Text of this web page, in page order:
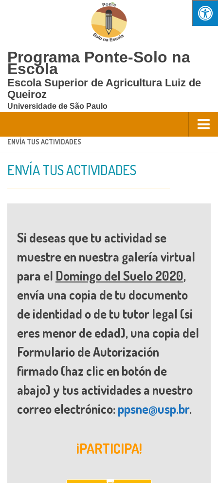
Programa Ponte-Solo na
Escola
Escola Superior de Agricultura Luiz de
Queiroz
Universidade de São Paulo
Home
Quem Somos?
Atividades
Material didático
Videoaulas
Eventos
Publicações
Projetos
Hortas nas Escolas
Cursos
Jogos
ENVÍA TUS ACTIVIDADES
ENVÍA TUS ACTIVIDADES
Si deseas que tu actividad se
muestre en nuestra galería virtual
para el Domingo del Suelo 2020,
envía una copia de tu documento
de identidad o de tu tutor legal (si
eres menor de edad), una copia del
Formulario de Autorización
firmado (haz clic en botón de
abajo) y tus actividades a nuestro
correo electrónico:ppsne@usp.br.
¡PARTICIPA!